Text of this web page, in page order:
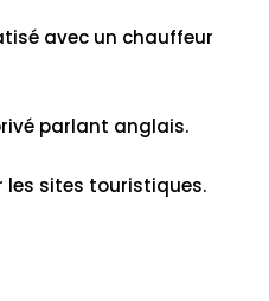
avec un chauffeur
parlant anglais.
les sites touristiques.